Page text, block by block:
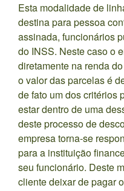
Esta modalidade de
destina para pessoa
assinada, funcionários
do INSS. Neste caso o
diretamente na renda
o valor das parcelas é
de fato um dos critérios
estar dentro de uma
deste processo de
empresa torna-se
para a instituição
seu funcionário. Deste
cliente deixar de pagar